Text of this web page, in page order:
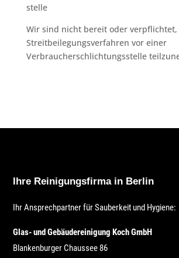
stelle
Wir sind nicht bereit oder verpflichtet,
Streitbeilegungsverfahren vor einer
Verbraucherschlichtungsstelle
Ihre Reinigungsfirma in Berlin
Ihr Ansprechpartner für Sauberkeit und Hygiene:
Glas- und Gebäudereinigung Koch GmbH
Blankenburger Chaussee 86